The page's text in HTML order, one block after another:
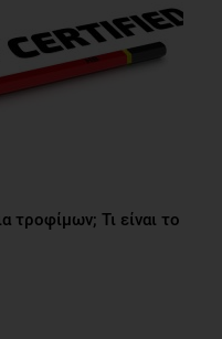
τροφίμων; Τι είναι το